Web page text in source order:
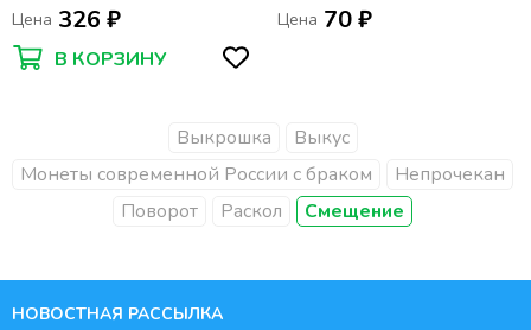
Цена 326 ₽
В КОРЗИНУ
Цена 70 ₽
Выкрошка
Выкус
Монеты современной России с браком
Непрочекан
Поворот
Раскол Смещение
НОВОСТНАЯ РАССЫЛКА